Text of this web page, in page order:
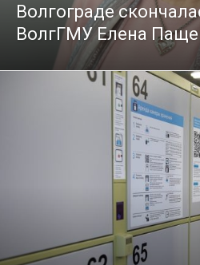
Волгограде
ВолгГМУ Елена